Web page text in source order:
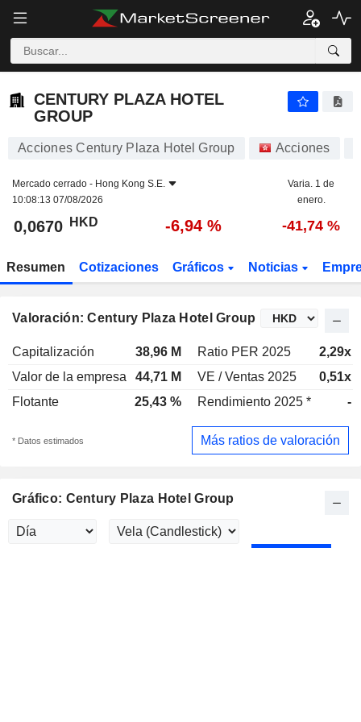
CENTURY PLAZA HOTEL
GROUP
Acciones Century Plaza Hotel Group Acciones
Mercado cerrado - Hong Kong S.E.
10:08:13 07/08/2026
Varia. 1 de
enero.
0,0670 HKD -6,94 % -41,74 %
Resumen Cotizaciones Gráficos Noticias
Valoración: Century Plaza Hotel Group
Capitalización 38,96 M Ratio PER 2025
2,29x
Valor de la empresa
44,71 M VE / Ventas 2025
0,51x
Flotante
25,43 % Rendimiento 2025 * -
* Datos estimados Más ratios de valoración
Gráfico: Century Plaza Hotel Group